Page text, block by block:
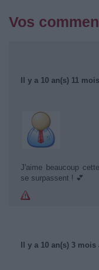
Vos
Il y a 10 an(s) 11
J'aime beaucoup
se surpassent ! 💕
Il y a 10 an(s) 3 mois